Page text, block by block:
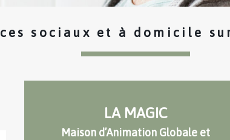
sociaux et à domicile
LA MAGIC
Maison d’Animation Globale et